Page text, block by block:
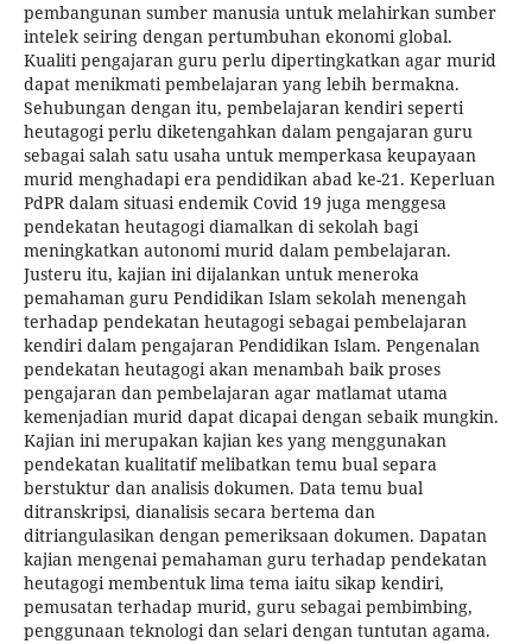
pembangunan sumber manusia untuk melahirkan sumber
intelek seiring dengan pertumbuhan ekonomi global.
Kualiti pengajaran guru perlu dipertingkatkan agar murid
dapat menikmati pembelajaran yang lebih bermakna.
Sehubungan dengan itu, pembelajaran kendiri seperti
heutagogi perlu diketengahkan dalam pengajaran guru
sebagai salah satu usaha untuk memperkasa keupayaan
murid menghadapi era pendidikan abad ke-21. Keperluan
PdPR dalam situasi endemik Covid 19 juga menggesa
pendekatan heutagogi diamalkan di sekolah bagi
meningkatkan autonomi murid dalam pembelajaran.
Justeru itu, kajian ini dijalankan untuk meneroka
pemahaman guru Pendidikan Islam sekolah menengah
terhadap pendekatan heutagogi sebagai pembelajaran
kendiri dalam pengajaran Pendidikan Islam. Pengenalan
pendekatan heutagogi akan menambah baik proses
pengajaran dan pembelajaran agar matlamat utama
kemenjadian murid dapat dicapai dengan sebaik mungkin.
Kajian ini merupakan kajian kes yang menggunakan
pendekatan kualitatif melibatkan temu bual separa
berstuktur dan analisis dokumen. Data temu bual
ditranskripsi, dianalisis secara bertema dan
ditriangulasikan dengan pemeriksaan dokumen. Dapatan
kajian mengenai pemahaman guru terhadap pendekatan
heutagogi membentuk lima tema iaitu sikap kendiri,
pemusatan terhadap murid, guru sebagai pembimbing,
penggunaan teknologi dan selari dengan tuntutan agama.